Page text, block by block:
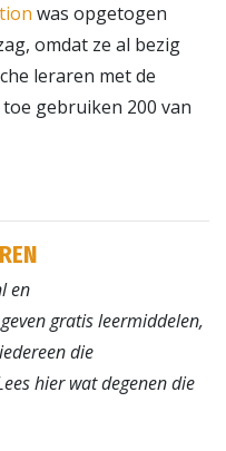
was opgetogen
omdat ze al bezig
leraren met de
gebruiken 200 van
en
gratis leermiddelen,
die
hier wat degenen die